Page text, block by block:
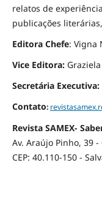
relatos de
publicações
Editora Chefe: Vigna
Vice Editora:Graziela
Secretária Executiva:
Contato:
Revista SAMEX-
Av. Araújo Pinho, 39 -
CEP: 40.110-150 -